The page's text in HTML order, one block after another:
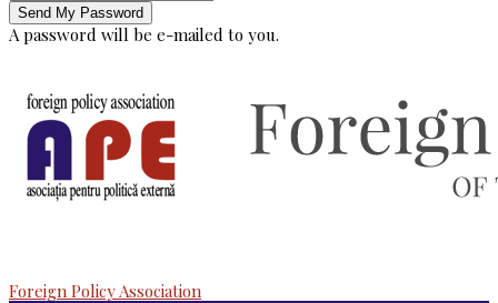
A password will be e-mailed to you.
Foreign Policy Association